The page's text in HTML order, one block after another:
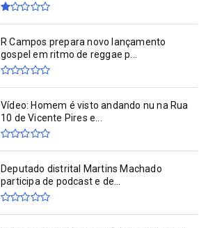
R Campos prepara novo lançamento
gospel em ritmo de reggae p...
Vídeo: Homem é visto andando nu na Rua
10 de Vicente Pires e...
Deputado distrital Martins Machado
participa de podcast e de...